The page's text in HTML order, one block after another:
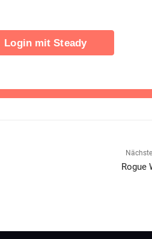
Login mit Steady
Rogue